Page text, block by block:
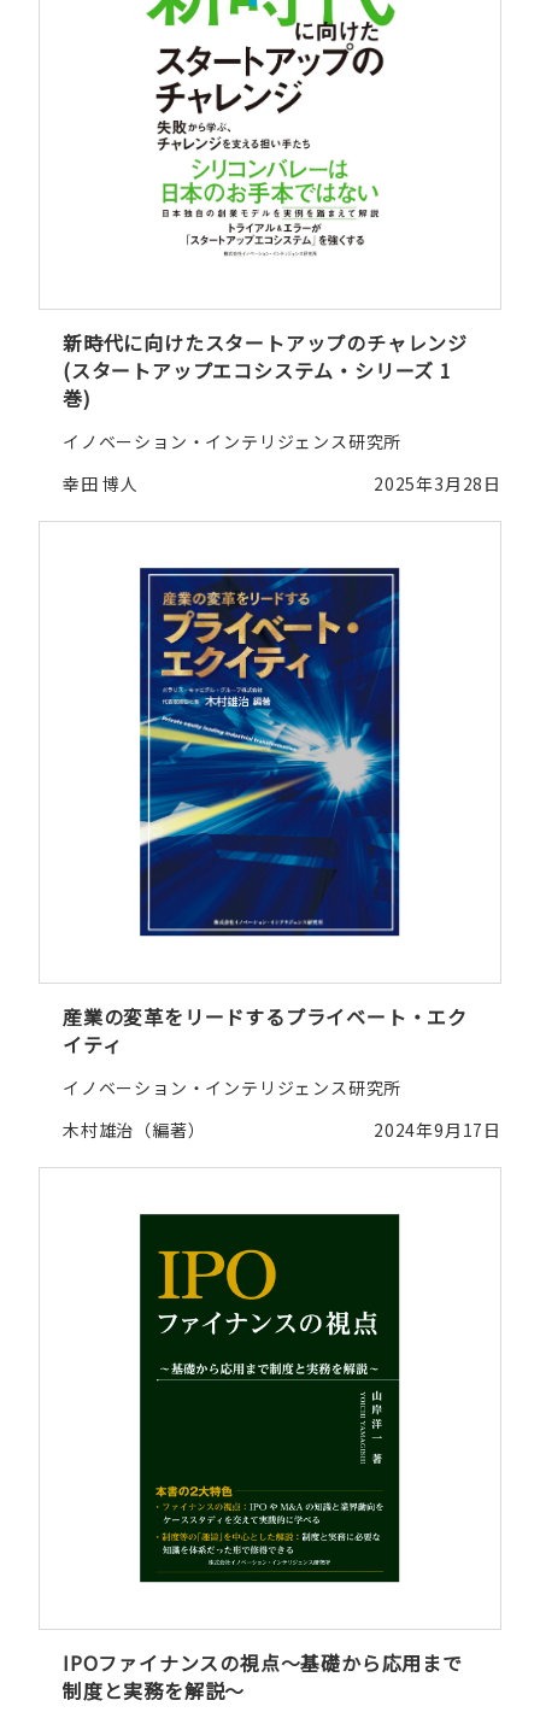
新時代に向けたスタートアップのチャレンジ
(スタートアップエコシステム・シリーズ 1
巻)
イノベーション・インテリジェンス研究所
幸田 博人
2025年3月28日
産業の変革をリードするプライベート・エク
イティ
イノベーション・インテリジェンス研究所
木村雄治（編著）
2024年9月17日
IPOファイナンスの視点～基礎から応用まで
制度と実務を解説～